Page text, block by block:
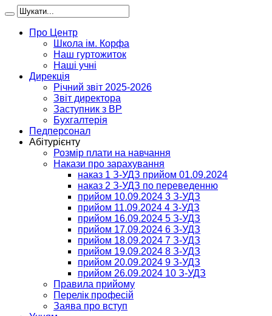
Про Центр
Школа ім. Корфа
Наш гуртожиток
Наші учні
Дирекція
Річний звіт 2025-2026
Звіт директора
Заступник з ВР
Бухгалтерія
Педперсонал
Абітурієнту
Розмір плати на навчання
Накази про зарахування
наказ 1 З-УДЗ прийом 01.09.2024
наказ 2 З-УДЗ по переведенню
прийом 10.09.2024 3 З-УДЗ
прийом 11.09.2024 4 З-УДЗ
прийом 16.09.2024 5 З-УДЗ
прийом 17.09.2024 6 З-УДЗ
прийом 18.09.2024 7 З-УДЗ
прийом 19.09.2024 8 З-УДЗ
прийом 20.09.2024 9 З-УДЗ
прийом 26.09.2024 10 З-УДЗ
Правила прийому
Перелік професій
Заява про вступ